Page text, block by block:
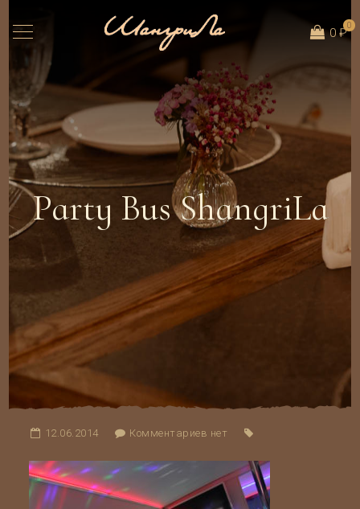
0
0 ₽
Party Bus ShangriLa
12.06.2014 Комментариев нет